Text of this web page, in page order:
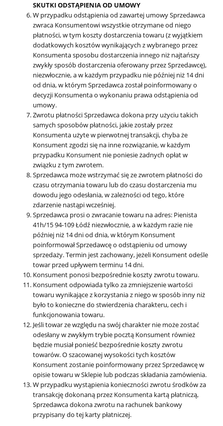
SKUTKI ODSTĄPIENIA OD UMOWY
W przypadku odstąpienia od zawartej umowy Sprzedawca
zwraca Konsumentowi wszystkie otrzymane od niego
płatności, w tym koszty dostarczenia towaru (z wyjątkiem
dodatkowych kosztów wynikających z wybranego przez
Konsumenta sposobu dostarczenia innego niż najtańszy
zwykły sposób dostarczenia oferowany przez Sprzedawcę),
niezwłocznie, a w każdym przypadku nie później niż 14 dni
od dnia, w którym Sprzedawca został poinformowany o
decyzji Konsumenta o wykonaniu prawa odstąpienia od
umowy.
Zwrotu płatności Sprzedawca dokona przy użyciu takich
samych sposobów płatności, jakie zostały przez
Konsumenta użyte w pierwotnej transakcji, chyba że
Konsument zgodzi się na inne rozwiązanie, w każdym
przypadku Konsument nie poniesie żadnych opłat w
związku z tym zwrotem.
Sprzedawca może wstrzymać się ze zwrotem płatności do
czasu otrzymania towaru lub do czasu dostarczenia mu
dowodu jego odesłania, w zależności od tego, które
zdarzenie nastąpi wcześniej.
Sprzedawca prosi o zwracanie towaru na adres: Pienista
41h/15 94-109 Łódź niezwłocznie, a w każdym razie nie
później niż 14 dni od dnia, w którym Konsument
poinformował Sprzedawcę o odstąpieniu od umowy
sprzedaży. Termin jest zachowany, jeżeli Konsument odeśle
towar przed upływem terminu 14 dni.
Konsument ponosi bezpośrednie koszty zwrotu towaru.
Konsument odpowiada tylko za zmniejszenie wartości
towaru wynikające z korzystania z niego w sposób inny niż
było to konieczne do stwierdzenia charakteru, cech i
funkcjonowania towaru.
Jeśli towar ze względu na swój charakter nie może zostać
odesłany w zwykłym trybie pocztą Konsument również
będzie musiał ponieść bezpośrednie koszty zwrotu
towarów. O szacowanej wysokości tych kosztów
Konsument zostanie poinformowany przez Sprzedawcę w
opisie towaru w Sklepie lub podczas składania zamówienia.
W przypadku wystąpienia konieczności zwrotu środków za
transakcję dokonaną przez Konsumenta kartą płatniczą,
Sprzedawca dokona zwrotu na rachunek bankowy
przypisany do tej karty płatniczej.